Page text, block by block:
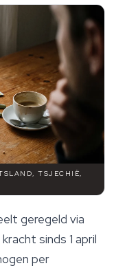
TSJECHIË,
geregeld via
sinds 1 april
per